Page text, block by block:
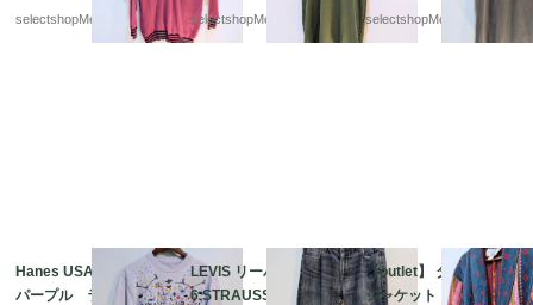
イズ 薄手の セータ
ー ブラックの中付け
selectshopMerci.
美品 お袖ぷっくり
selectshopMerci.
ン PUG UNIVER
SEL STUDIOS 動物
selectshopMerci.
Hanes USA Lサイズ
パープル ラベンダ
LEVIS リーバイス 50
6 STRAUSS W33 ブル
【outlet】 タオル地
ジャケット 可愛い p